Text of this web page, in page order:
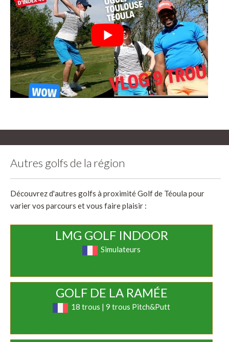
Autres golfs de la région
Découvrez d'autres golfs à proximité Golf de Téoula pour
varier vos parcours et vous faire plaisir :
LMG GOLF INDOOR
Simulateurs
GOLF DE LA RAMÉE
18 trous | 9 trous Pitch&Putt